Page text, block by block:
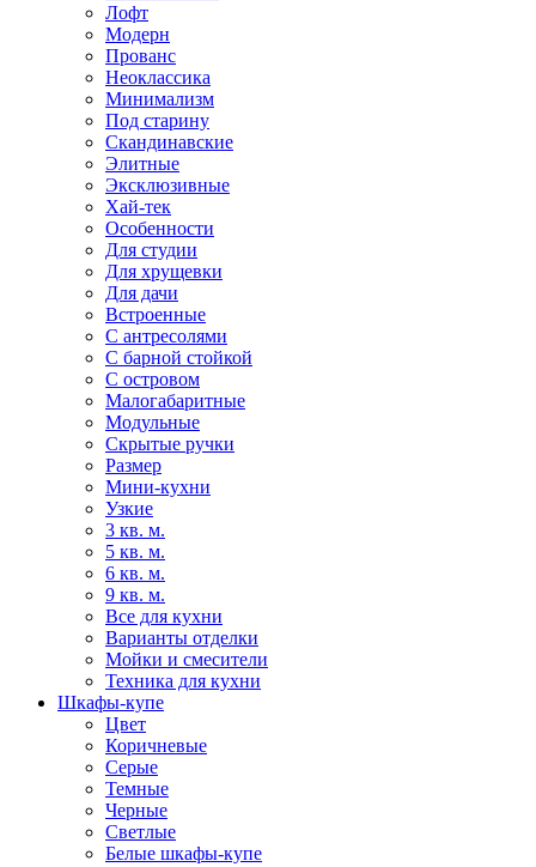
Лофт
Модерн
Прованс
Неоклассика
Минимализм
Под старину
Скандинавские
Элитные
Эксклюзивные
Хай-тек
Особенности
Для студии
Для хрущевки
Для дачи
Встроенные
С антресолями
С барной стойкой
С островом
Малогабаритные
Модульные
Скрытые ручки
Размер
Мини-кухни
Узкие
3 кв. м.
5 кв. м.
6 кв. м.
9 кв. м.
Все для кухни
Варианты отделки
Мойки и смесители
Техника для кухни
Шкафы-купе
Цвет
Коричневые
Серые
Темные
Черные
Светлые
Белые шкафы-купе